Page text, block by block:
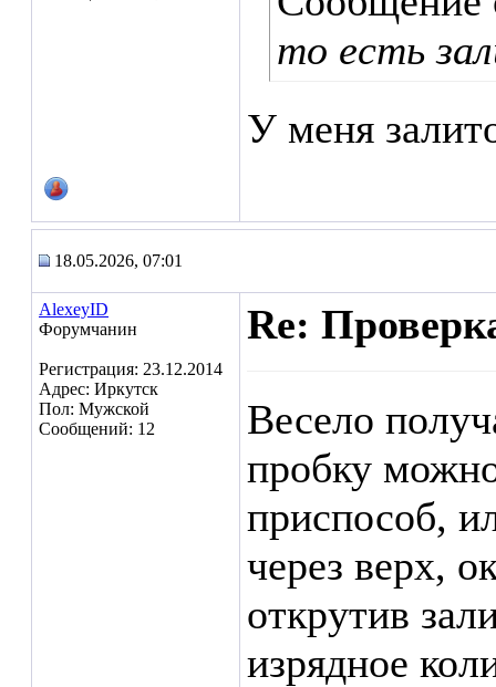
то есть
У меня
18.05.2026, 07:01
AlexeyID
Форумчанин
Регистрация: 23.12.2014
Адрес: Иркутск
Пол: Мужской
Сообщений: 12
Re:
Весело
пробку
приспособ,
через верх,
открутив
изрядное